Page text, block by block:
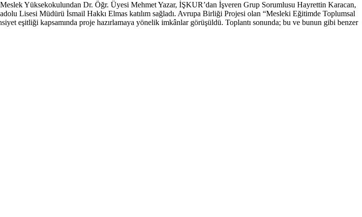
Yüksekokulundan Dr. Öğr. Üyesi Mehmet Yazar, İŞKUR’dan İşveren Grup Sorumlusu Hayrettin Karacan,
Lisesi Müdürü İsmail Hakkı Elmas katılım sağladı. Avrupa Birliği Projesi olan “Mesleki Eğitimde Toplumsal
eşitliği kapsamında proje hazırlamaya yönelik imkânlar görüşüldü. Toplantı sonunda; bu ve bunun gibi benzer